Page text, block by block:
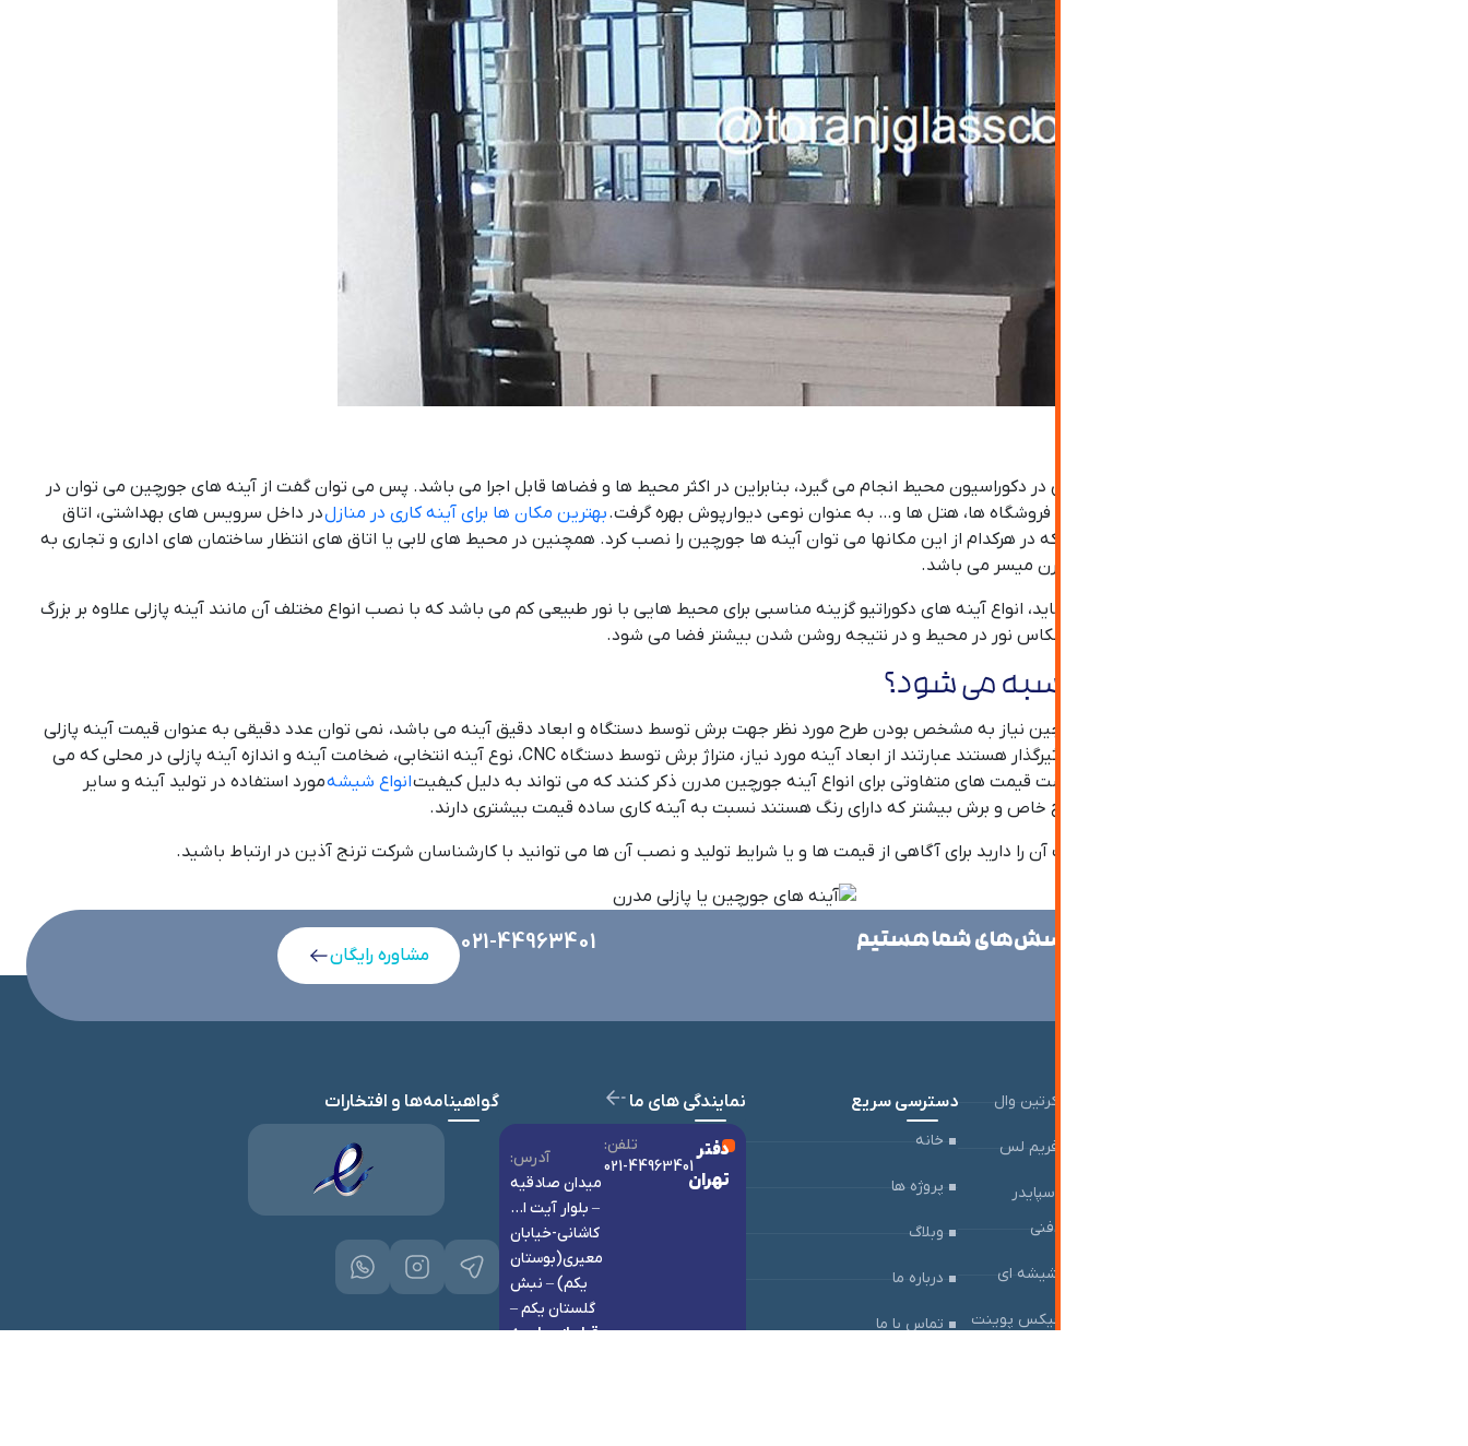
آینه کاری روشی برای افزایش زیبایی و به عنوان طرحی در دکوراسیون محیط انجام می گیرد، بنابراین در اکثر محیط ها و فضاها قابل اجرا می باشد. پس می توان گفت از آینه های جورچین می توان در
اغلب فضاها از جمله ساختمان های مسکونی و اداری، فروشگاه ها، هتل ها و… به عنوان نوعی دیوارپوش بهره گرفت.بهترین مکان ها برای آینه کاری در منازلدر داخل سرویس های بهداشتی، اتاق
خواب ها، سالن پذیرایی و یا حتی آشپزخانه می باشد که در هرکدام از این مکانها می توان آینه ها جورچین را نصب کرد. همچنین در محیط های لابی یا اتاق های انتظار ساختمان های اداری و تجاری به
جهت افزایش جلوه محیط نیزاستفاده از آینه پازلی مدرن میسر می باشد.
با توجه به این که آینه نور را منعکس و بازتاب می نماید، انواع آینه های دکوراتیو گزینه مناسبی برای محیط هایی با نور طبیعی کم می باشد که با نصب انواع مختلف آن مانند آینه پازلی علاوه بر بزرگ
جلوه دادن فضای مورد نظر و افزایش زیبایی، سبب انعکاس نور در محیط و در نتیجه روشن شدن بیشتر فضا می شود.
قیمت آینه جورچین چطور محاسبه می شود؟
با توجه به این که برای محاسبه قیمت آینه های جورچین نیاز به مشخص بودن طرح مورد نظر جهت برش توسط دستگاه و ابعاد دقیق آینه می باشد، نمی توان عدد دقیقی به عنوان قیمت آینه پازلی
مدرن تخمین زد. مواردی که در قیمت آینه جورچین تاثیرگذار هستند عبارتند از ابعاد آینه مورد نیاز، متراژ برش توسط دستگاه CNC، نوع آینه انتخابی، ضخامت آینه و اندازه آینه پازلی در محلی که می
بایست نصب گردد. البته شرکت های مختلف ممکن است قیمت های متفاوتی برای انواع آینه جورچین مدرن ذکر کنند که می تواند به دلیل کیفیتانواع شیشهمورد استفاده در تولید آینه و سایر
فرآیندهای انجام شده باشد. آینه های جورچین با طرح خاص و برش بیشتر که دارای رنگ هستند نسبت به آینه کاری ساده قیمت بیشتری دارند.
چنانچه قصد خرید آینه دکوراتیو و یا مدل های مختلف آن را دارید برای آگاهی از قیمت ها و یا شرایط تولید و نصب آن ها می توانید با کارشناسان شرکت ترنج آذین در ارتباط باشید.
پاسخگوی پرسش‌های شما هستیم 021-44963401 مشاوره رایگان
نمای شیشه ای کرتین وال
نمای شیشه ای فریم لس
نمای شیشه ای اسپایدر
نرده شیشه ای دفنی
هندریل یا نرده شیشه ای
نرده شیشه ای فیکس پوینت
دسترسی سریع
خانه
پروژه ها
وبلاگ
درباره ما
تماس با ما
نمایندگی های ما
دفتر
تهران
:تلفن
021-44963401
:آدرس
میدان صادقیه
– بلوار آیت ا…
کاشانی-خیابان
معیری(بوستان
یکم) – نبش
گلستان یکم –
قبل از مراجعه
گواهینامه‌ها و افتخارات